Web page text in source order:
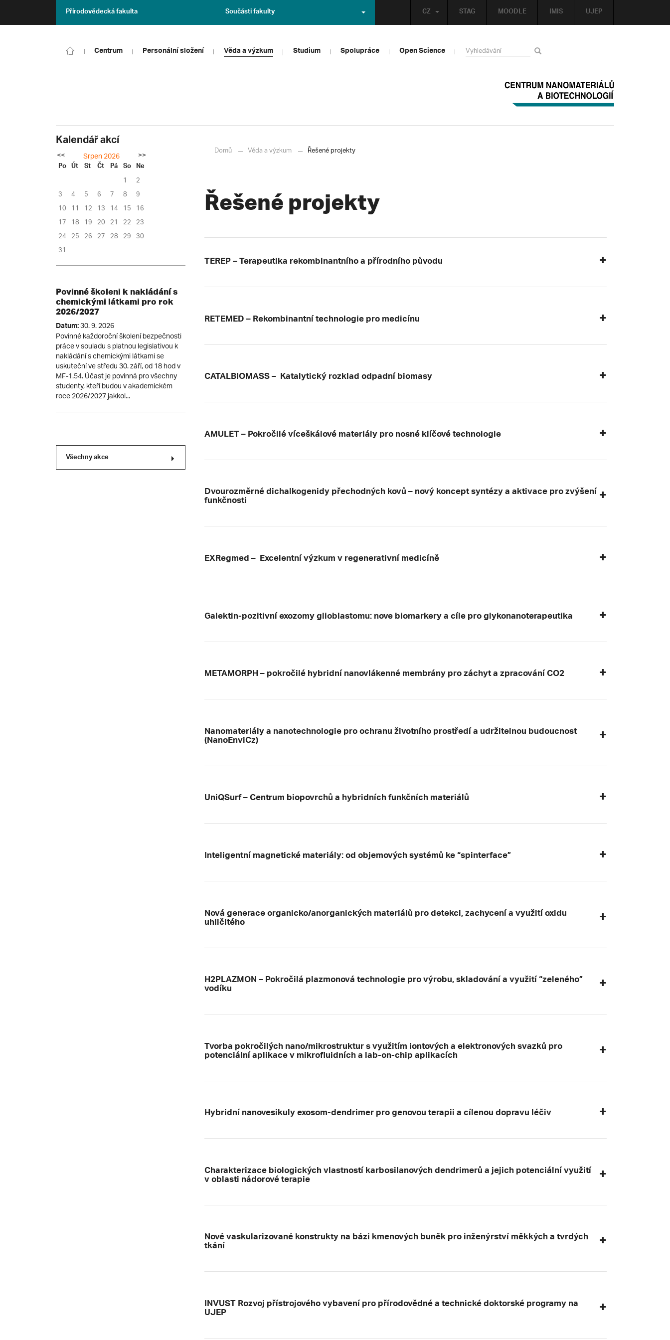
STAG MOODLE IMIS UJEP
CZ
Přírodovědecká fakulta Součásti fakulty
Centrum Personální složení Věda a výzkum Studium Spolupráce Open Science
Kalendář akcí
<< Srpen 2026 >>
Po Út St Čt Pá So Ne
1
2
3
4 5 6 7 8
9
10 11 12 13 14 15 16
17 18 19 20 21 22 23
24 25 26 27 28 29 30
31
Povinné školeni k nakládání s
chemickými látkami pro rok
2026/2027
Datum:30. 9. 2026
Povinné každoroční školení bezpečnosti
práce v souladu s platnou legislativou k
nakládání s chemickými látkami se
uskuteční ve středu 30. září, od 18 hod v
MF-1.54. Účast je povinná pro všechny
studenty, kteří budou v akademickém
roce 2026/2027 jakkol...
Všechny akce
Domů Věda a výzkum Řešené projekty
Řešené projekty
TEREP – Terapeutika rekombinantního a přírodního původu
RETEMED – Rekombinantní technologie pro medicínu
CATALBIOMASS – Katalytický rozklad odpadní biomasy
AMULET – Pokročilé víceškálové materiály pro nosné klíčové technologie
Dvourozměrné dichalkogenidy přechodných kovů – nový koncept syntézy a aktivace pro zvýšení
funkčnosti
EXRegmed – Excelentní výzkum v regenerativní medicíně
Galektin-pozitivní exozomy glioblastomu: nove biomarkery a cíle pro glykonanoterapeutika
METAMORPH – pokročilé hybridní nanovlákenné membrány pro záchyt a zpracování CO2
Nanomateriály a nanotechnologie pro ochranu životního prostředí a udržitelnou budoucnost
(NanoEnviCz)
UniQSurf – Centrum biopovrchů a hybridních funkčních materiálů
Inteligentní magnetické materiály: od objemových systémů ke “spinterface”
Nová generace organicko/anorganických materiálů pro detekci, zachycení a využití oxidu
uhličitého
H2PLAZMON – Pokročilá plazmonová technologie pro výrobu, skladování a využití “zeleného”
vodíku
Tvorba pokročilých nano/mikrostruktur s využitím iontových a elektronových svazků pro
potenciální aplikace v mikrofluidních a lab-on-chip aplikacích
Hybridní nanovesikuly exosom-dendrimer pro genovou terapii a cílenou dopravu léčiv
Charakterizace biologických vlastností karbosilanových dendrimerů a jejich potenciální využití
v oblasti nádorové terapie
Nové vaskularizované konstrukty na bázi kmenových buněk pro inženýrství měkkých a tvrdých
tkání
INVUST Rozvoj přístrojového vybavení pro přírodovědné a technické doktorské programy na
UJEP